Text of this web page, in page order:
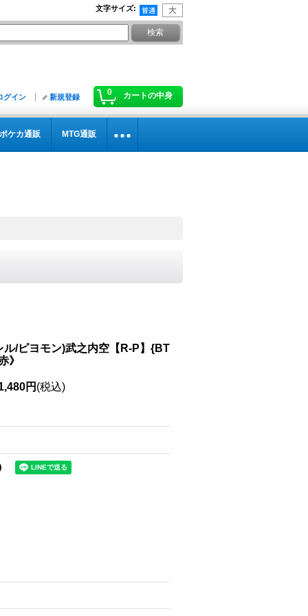
文字サイズ:
0 カートの中身
グイン 新規登録
ポケカ通販 MTG通販
ル/ピヨモン)武之内空【R-P】{BT
》
円 (税込)